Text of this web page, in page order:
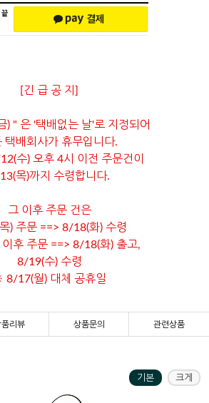
[긴 급 공 지]
) " 은 '택배없는 날'로 지정되어
택배회사가 휴무입니다.
수) 오후 4시 이전 주문건이
목)까지 수령합니다.
그 이후 주문 건은
) 주문 ==> 8/18(화) 수령
후 주문 ==> 8/18(화) 출고,
8/19(수) 수령
8/17(월) 대체 공휴일
품리뷰 상품문의 관련상품
기본 크게